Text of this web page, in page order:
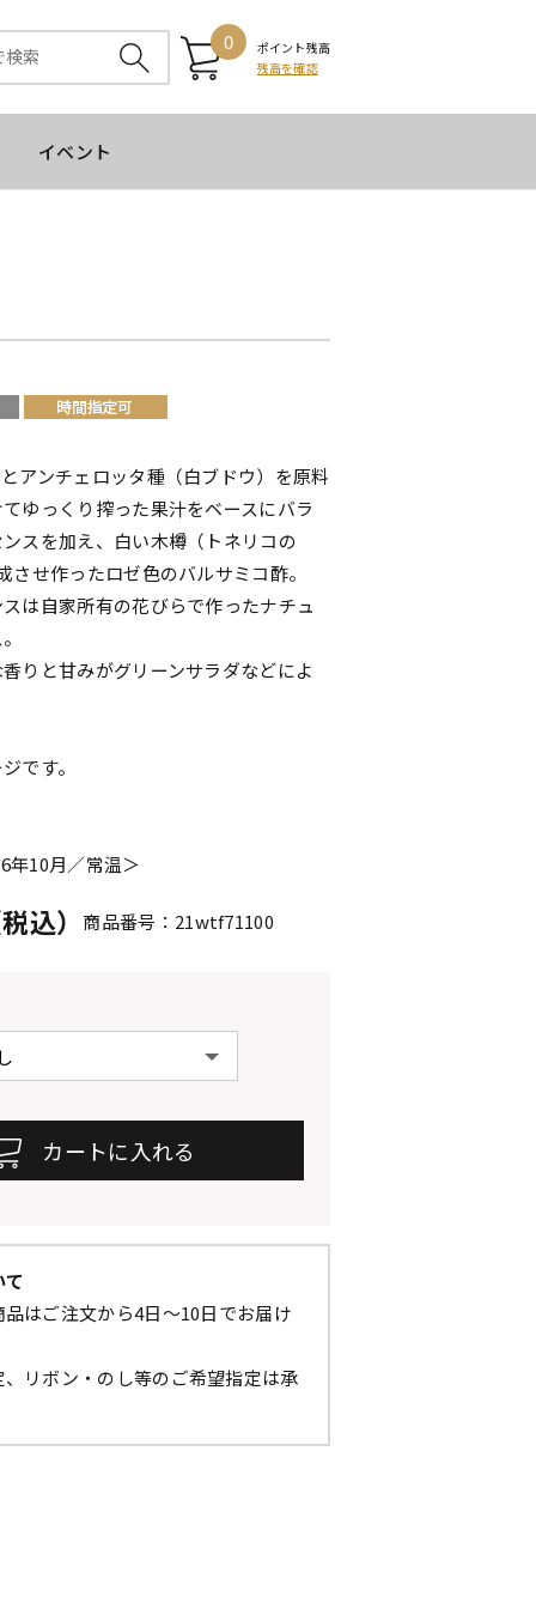
0
ポイント残高
残高を確認
イベント
アンチェロッタ種（白ブドウ）を原料
ゆっくり搾った果汁をベースにバラ
スを加え、白い木樽（トネリコの
させ作ったロゼ色のバルサミコ酢。
は自家所有の花びらで作ったナチュ
りと甘みがグリーンサラダなどによ
です。
年10月／常温＞
込） 商品番号：21wtf71100
はご注文から4日～10日でお届け
リボン・のし等のご希望指定は承